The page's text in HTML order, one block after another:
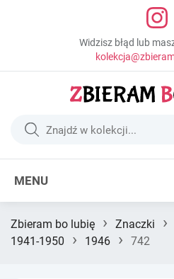
Widzisz błąd lub
MENU
Zbieram bo lubię › Znaczki ›
1941-1950 › 1946 › 742